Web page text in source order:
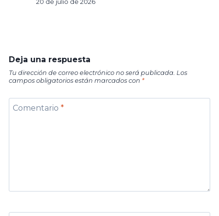
20 de julio de 2026
Deja una respuesta
Tu dirección de correo electrónico no será publicada. Los
campos obligatorios están marcados con *
Comentario *